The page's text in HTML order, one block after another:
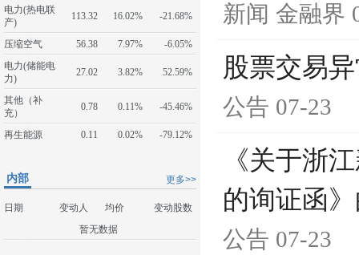
电力(热电联
产)
113.32 16.02% -21.68%
压缩空气 56.38 7.97%
-6.05%
电力(储能电
力)
27.02 3.82% 52.59%
其他（补
充）
0.78 0.11% -45.46%
再生能源 0.11 0.02% -79.12%
更多>>
内部
日期 变动人 均价
变动股数
暂无数据
新闻 金融界
股票交易
公告 07-23
《关于浙
的询证函
公告 07-23